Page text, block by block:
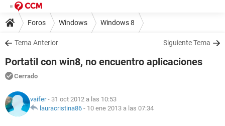
Foros Windows Windows 8
Tema Anterior Siguiente Tema
Portatil con win8, no encuentro aplicaciones
Cerrado
vaifer- 31 oct 2012 a las 10:53
lauracristina86 - 10 ene 2013 a las 07:34